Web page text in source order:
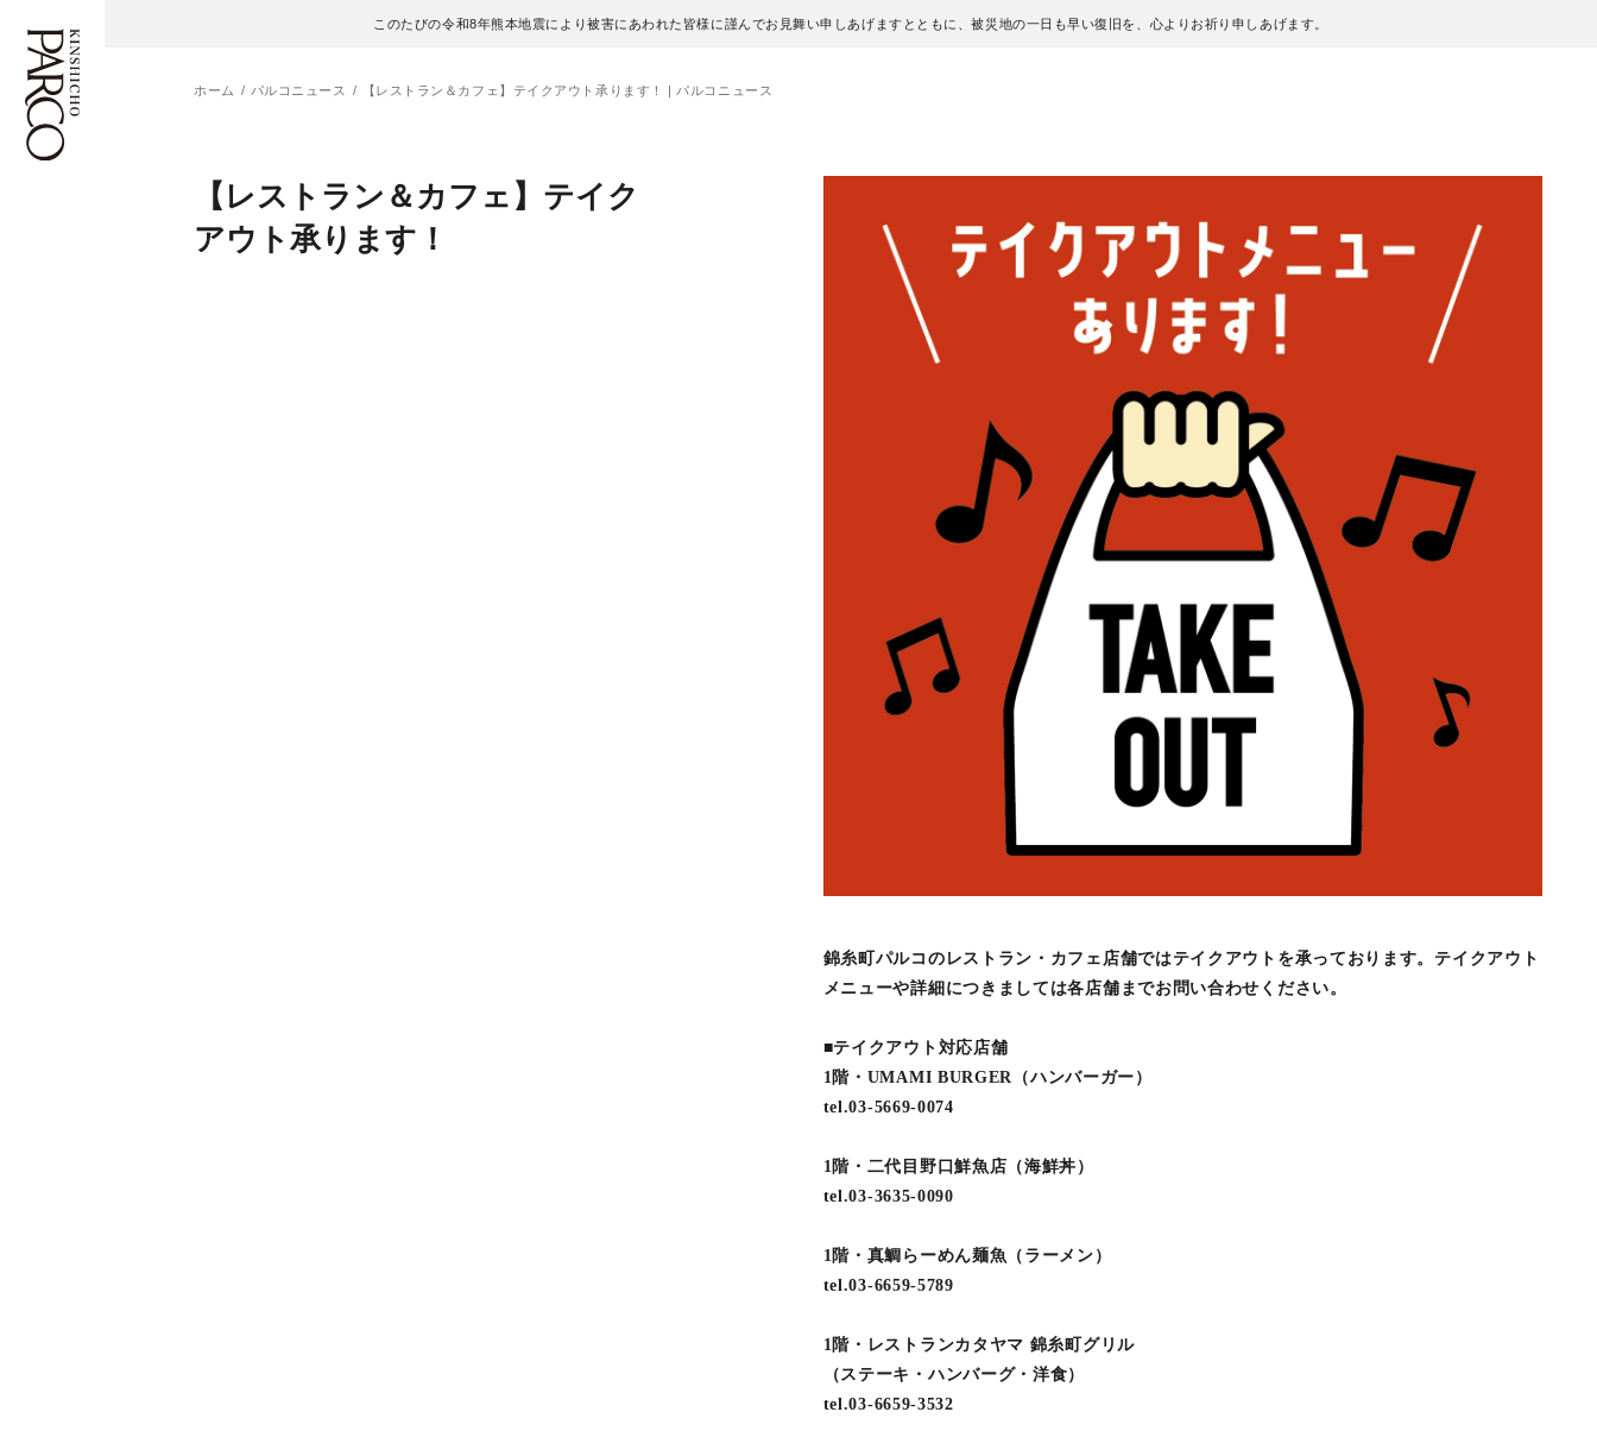
このたびの令和8年熊本地震により被害にあわれた皆様に謹んでお見舞い申しあげますとともに、被災地の一日も早い復旧を、心よりお祈り申しあげます。
フロアガイド
施設案内・アクセス
ENGLISH
ホーム パルコニュース 【レストラン＆カフェ】テイクアウト承ります！ | パルコニュース
【レストラン＆カフェ】テイク
アウト承ります！
錦糸町パルコのレストラン・カフェ店舗ではテイクアウトを承っております。テイクアウト
メニューや詳細につきましては各店舗までお問い合わせください。
■テイクアウト対応店舗
1階・UMAMI BURGER（ハンバーガー）
tel.03-5669-0074
1階・二代目野口鮮魚店（海鮮丼）
tel.03-3635-0090
1階・真鯛らーめん麺魚（ラーメン）
tel.03-6659-5789
1階・レストランカタヤマ 錦糸町グリル
（ステーキ・ハンバーグ・洋食）
tel.03-6659-3532